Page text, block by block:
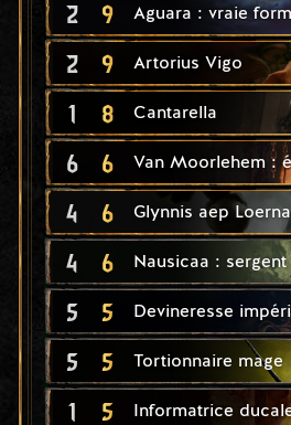
2 9 Aguara : vraie
2 9 Artorius Vigo
1 8 Cantarella
6 6 Van Moorlehem :
4 6 Glynnis aep
4 6 Nausicaa : sergent
5 5 Devineresse
5 5 Tortionnaire mage
1 5 Informatrice